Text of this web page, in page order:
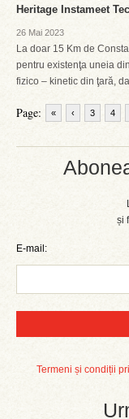
și
E-mail:
Termeni și condiții
Heritage Instameet
26 Mai 2023
La doar 15 Km de
pentru existenţa uneia
fizico – kinetic din ţară,
Page: « ‹ 3 4